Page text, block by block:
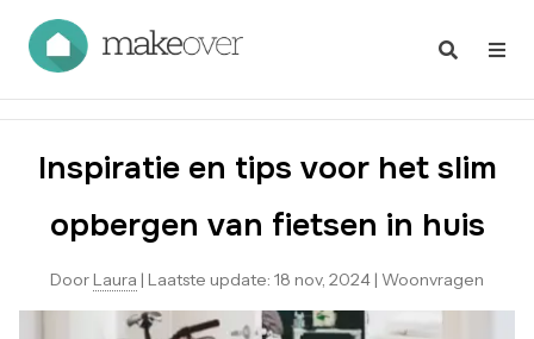
Inspiratie en tips voor het slim
opbergen van fietsen in huis
Door Laura | Laatste update: 18 nov, 2024 | Woonvragen